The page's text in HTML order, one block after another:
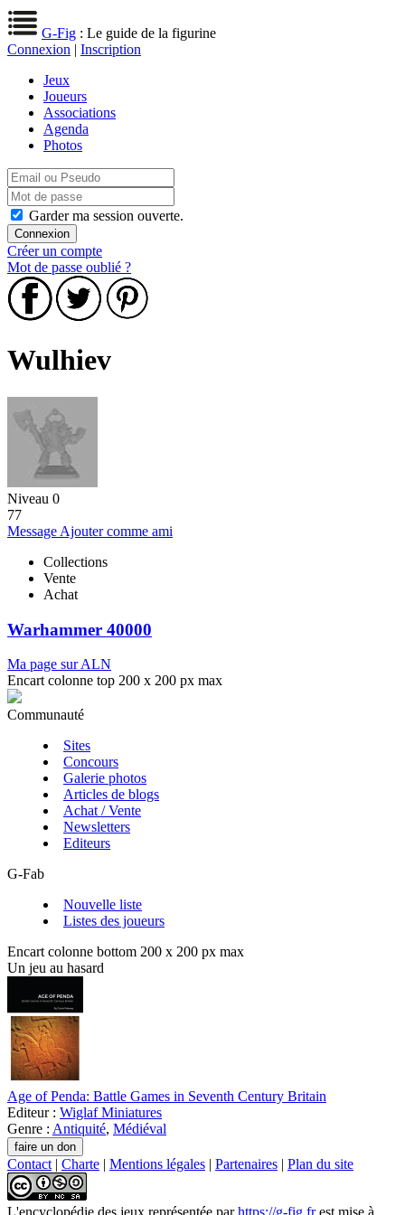
G-Fig : Le guide de la figurine
Connexion | Inscription
Jeux
Joueurs
Associations
Agenda
Photos
Garder ma session ouverte.
Créer un compte
Mot de passe oublié ?
Wulhiev
Niveau 0
77
Message Ajouter comme ami
Collections
Vente
Achat
Warhammer 40000
Ma page sur ALN
Encart colonne top 200 x 200 px max
Communauté
Sites
Concours
Galerie photos
Articles de blogs
Achat / Vente
Newsletters
Editeurs
G-Fab
Nouvelle liste
Listes des joueurs
Encart colonne bottom 200 x 200 px max
Un jeu au hasard
Age of Penda: Battle Games in Seventh Century Britain
Editeur : Wiglaf Miniatures
Genre : Antiquité, Médiéval
Contact | Charte | Mentions légales | Partenaires | Plan du site